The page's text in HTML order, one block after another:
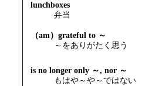
lunchboxes
弁当
（am）grateful to ～
～をありがたく思う
is no longer only ～, nor ～
もはや～や～ではない